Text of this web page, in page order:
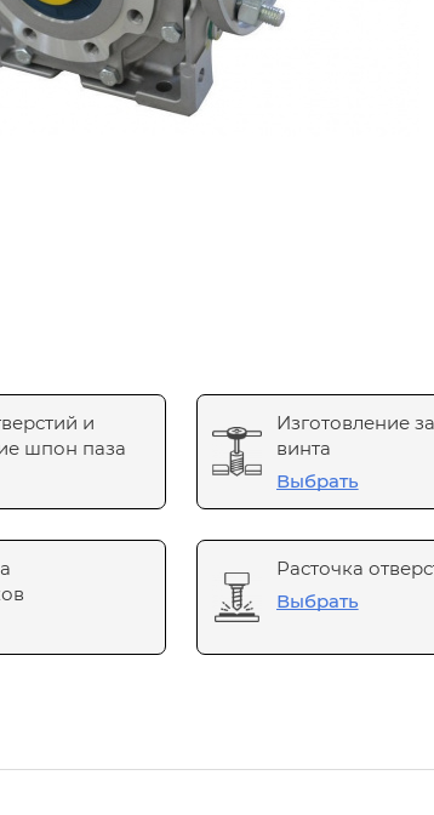
и
шпон паза
Изготовление
винта
Выбрать
Расточка
Выбрать